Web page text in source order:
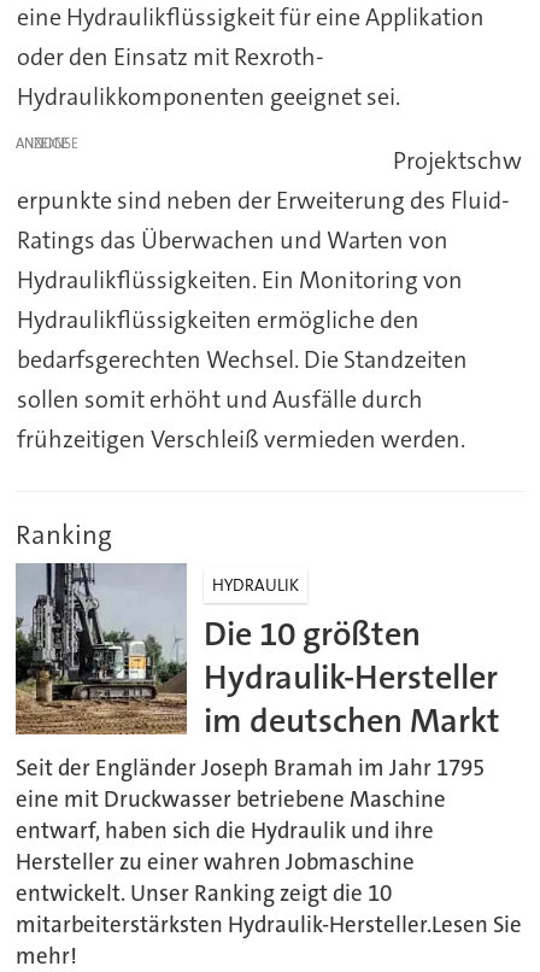
eine Hydraulikflüssigkeit für eine Applikation
oder den Einsatz mit Rexroth-
Hydraulikkomponenten geeignet sei.
ANZEIGE
Projektschw
erpunkte sind neben der Erweiterung des Fluid-
Ratings das Überwachen und Warten von
Hydraulikflüssigkeiten. Ein Monitoring von
Hydraulikflüssigkeiten ermögliche den
bedarfsgerechten Wechsel. Die Standzeiten
sollen somit erhöht und Ausfälle durch
frühzeitigen Verschleiß vermieden werden.
Ranking
HYDRAULIK
Die 10 größten
Hydraulik-Hersteller
im deutschen Markt
Seit der Engländer Joseph Bramah im Jahr 1795
eine mit Druckwasser betriebene Maschine
entwarf, haben sich die Hydraulik und ihre
Hersteller zu einer wahren Jobmaschine
entwickelt. Unser Ranking zeigt die 10
mitarbeiterstärksten Hydraulik-Hersteller.Lesen Sie
mehr!